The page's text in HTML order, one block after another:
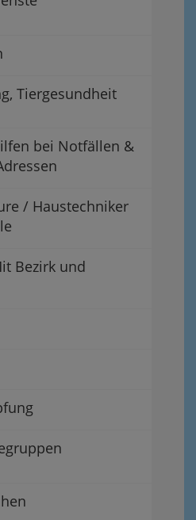
Tiergesundheit
bei Notfällen &
/ Haustechniker
Bezirk und